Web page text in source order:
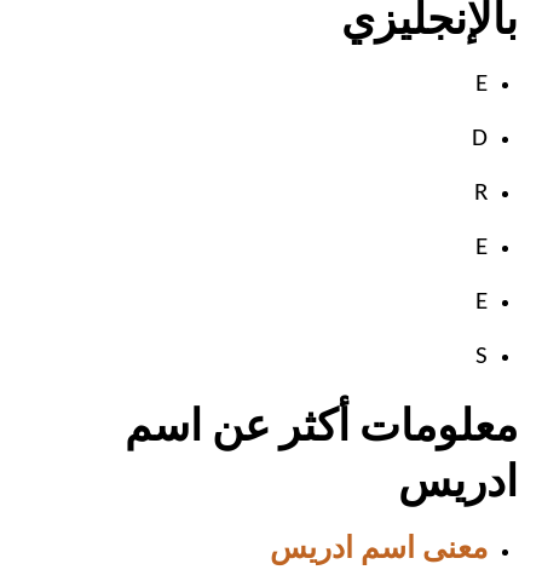
بالإنجليزي
E
D
R
E
E
S
معلومات أكثر عن اسم
ادريس
معنى اسم ادريس